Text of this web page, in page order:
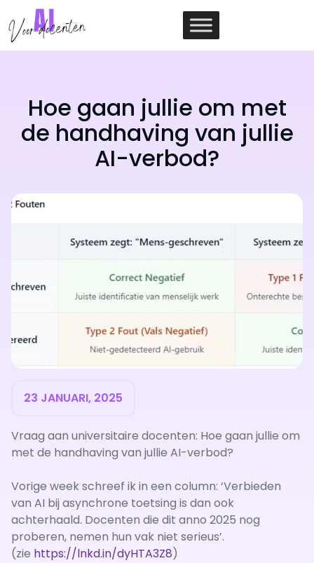
naar
de
Hoe gaan jullie om met
de handhaving van jullie
AI-verbod?
23 JANUARI, 2025
Vraag aan universitaire docenten: Hoe gaan jullie om
met de handhaving van jullie AI-verbod?
Vorige week schreef ik in een column: ‘Verbieden
van AI bij asynchrone toetsing is dan ook
achterhaald. Docenten die dit anno 2025 nog
proberen, nemen hun vak niet serieus’.
(zie https://lnkd.in/dyHTA3Z8)